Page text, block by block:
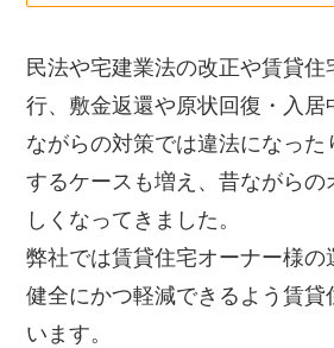
民法や宅建業法の改正や賃貸住
行、敷金返還や原状回復・入居
ながらの対策では違法になった
するケースも増え、昔ながらの
しくなってきました。
弊社では賃貸住宅オーナー様の
健全にかつ軽減できるよう賃貸
います。